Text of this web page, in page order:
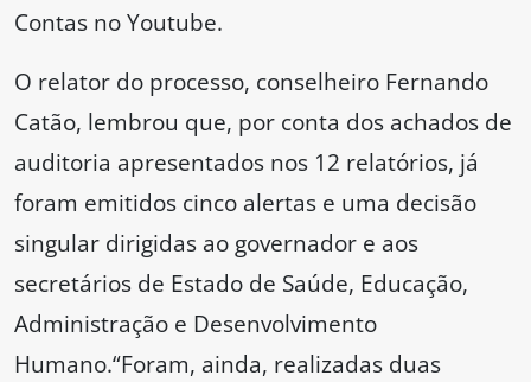
Contas no Youtube.
O relator do processo, conselheiro Fernando
Catão, lembrou que, por conta dos achados de
auditoria apresentados nos 12 relatórios, já
foram emitidos cinco alertas e uma decisão
singular dirigidas ao governador e aos
secretários de Estado de Saúde, Educação,
Administração e Desenvolvimento
Humano.“Foram, ainda, realizadas duas